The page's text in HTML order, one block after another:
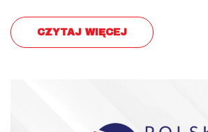
CZYTAJ WIĘCEJ